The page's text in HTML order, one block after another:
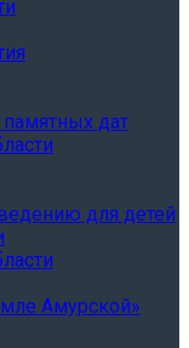
дат
для детей
Амурской»